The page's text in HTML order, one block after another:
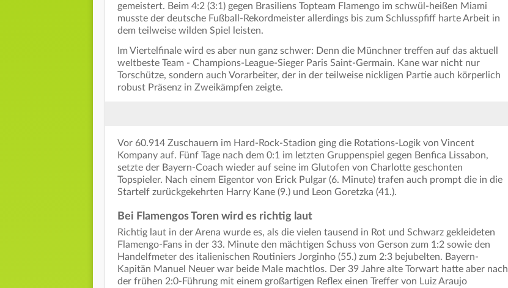
gemeistert. Beim 4:2 (3:1) gegen Brasiliens Topteam Flamengo im schwül-heißen Miami
musste der deutsche Fußball-Rekordmeister allerdings bis zum Schlusspfiff harte Arbeit in
dem teilweise wilden Spiel leisten.
Im Viertelfinale wird es aber nun ganz schwer: Denn die Münchner treffen auf das aktuell
weltbeste Team - Champions-League-Sieger Paris Saint-Germain. Kane war nicht nur
Torschütze, sondern auch Vorarbeiter, der in der teilweise nickligen Partie auch körperlich
robust Präsenz in Zweikämpfen zeigte.
Vor 60.914 Zuschauern im Hard-Rock-Stadion ging die Rotations-Logik von Vincent
Kompany auf. Fünf Tage nach dem 0:1 im letzten Gruppenspiel gegen Benfica Lissabon,
setzte der Bayern-Coach wieder auf seine im Glutofen von Charlotte geschonten
Topspieler. Nach einem Eigentor von Erick Pulgar (6. Minute) trafen auch prompt die in die
Startelf zurückgekehrten Harry Kane (9.) und Leon Goretzka (41.).
Bei Flamengos Toren wird es richtig laut
Richtig laut in der Arena wurde es, als die vielen tausend in Rot und Schwarz gekleideten
Flamengo-Fans in der 33. Minute den mächtigen Schuss von Gerson zum 1:2 sowie den
Handelfmeter des italienischen Routiniers Jorginho (55.) zum 2:3 bejubelten. Bayern-
Kapitän Manuel Neuer war beide Male machtlos. Der 39 Jahre alte Torwart hatte aber nach
der frühen 2:0-Führung mit einem großartigen Reflex einen Treffer von Luiz Araujo